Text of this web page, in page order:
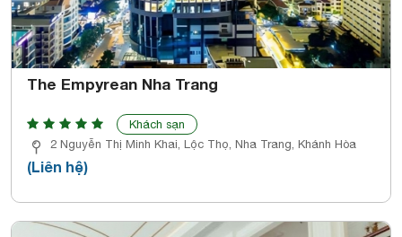
The Empyrean Nha Trang
Khách sạn
2 Nguyễn Thị Minh Khai, Lộc Thọ, Nha Trang, Khánh Hòa
(Liên hệ)